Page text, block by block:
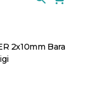
2x10mm Bara